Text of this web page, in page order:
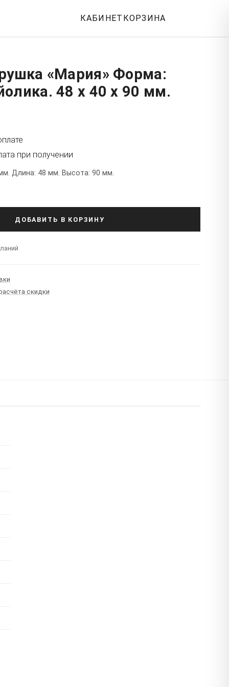
КАБИНЕТ КОРЗИНА
«Мария» Форма:
48 x 40 x 90 мм.
при получении
Длина: 48 мм. Высота: 90 мм.
ДОБАВИТЬ В КОРЗИНУ
скидки